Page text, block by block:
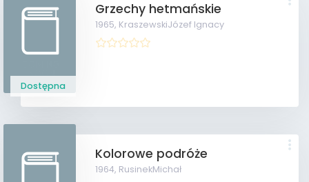
Dostępna
Grzechy hetmańskie
1965, KraszewskiJózef Ignacy
Kolorowe podróże
1964, RusinekMichał